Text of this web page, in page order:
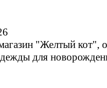
"Желтый кот",
для